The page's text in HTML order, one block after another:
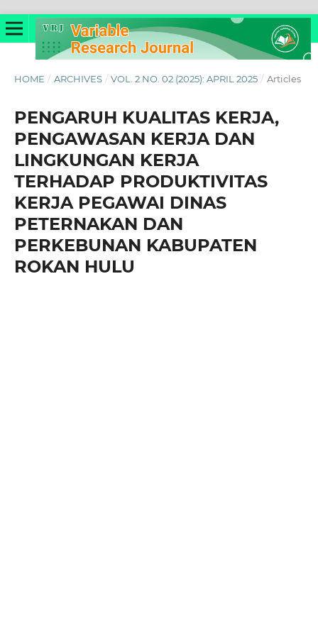
HOME / ARCHIVES / VOL. 2 NO. 02 (2025): APRIL 2025 / Articles
PENGARUH KUALITAS KERJA,
PENGAWASAN KERJA DAN
LINGKUNGAN KERJA
TERHADAP PRODUKTIVITAS
KERJA PEGAWAI DINAS
PETERNAKAN DAN
PERKEBUNAN KABUPATEN
ROKAN HULU